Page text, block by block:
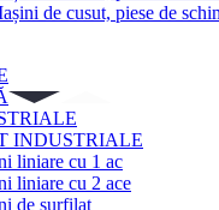
INDUSTRIALE
liniare cu 1 ac
liniare cu 2 ace
de surfilat